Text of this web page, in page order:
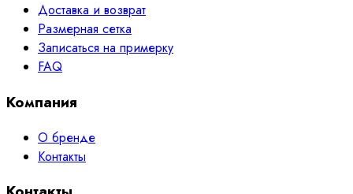
Доставка и возврат
Размерная сетка
Записаться на примерку
FAQ
Компания
О бренде
Контакты